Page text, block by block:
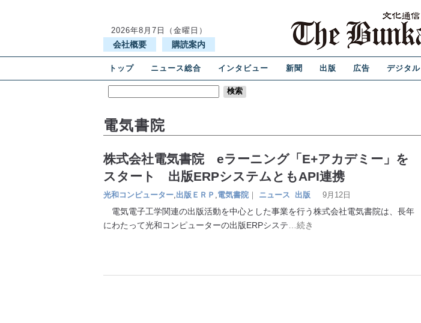
2026年8月7日（金曜日）
会社概要 購読案内
トップ ニュース総合 インタビュー 新聞 出版 広告 デジタル
電気書院
株式会社電気書院 eラーニング「E+アカデミー」を
スタート 出版ERPシステムともAPI連携
光和コンピューター,出版ＥＲＰ ,電気書院 ｜ ニュース 出版 9月12日
電気電子工学関連の出版活動を中心とした事業を行う株式会社電気書院は、長年
にわたって光和コンピューターの出版ERPシステ …続き